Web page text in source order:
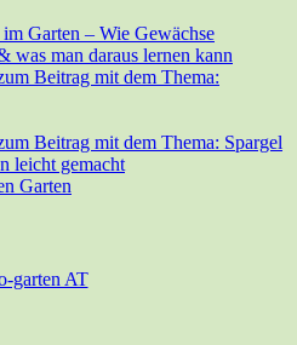
Garten – Wie Gewächse
was man daraus lernen kann
Garten